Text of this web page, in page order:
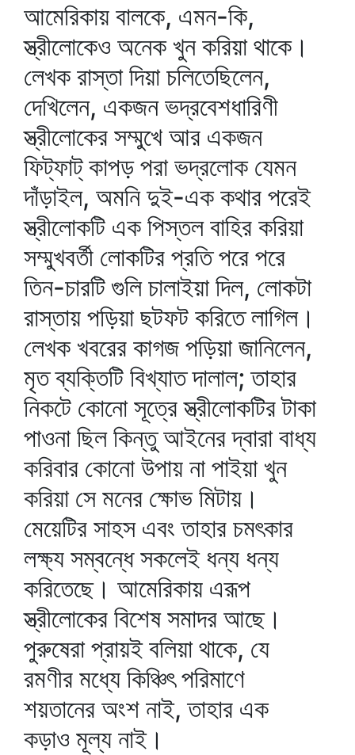
আমেরিকায় বালকে, এমন-কি,
স্ত্রীলোকেও অনেক খুন করিয়া থাকে।
লেখক রাস্তা দিয়া চলিতেছিলেন,
দেখিলেন, একজন ভদ্রবেশধারিণী
স্ত্রীলোকের সম্মুখে আর একজন
ফিট্‌ফাট্‌ কাপড় পরা ভদ্রলোক যেমন
দাঁড়াইল, অমনি দুই-এক কথার পরেই
স্ত্রীলোকটি এক পিস্তল বাহির করিয়া
সম্মুখবর্তী লোকটির প্রতি পরে পরে
তিন-চারটি গুলি চালাইয়া দিল, লোকটা
রাস্তায় পড়িয়া ছটফট করিতে লাগিল।
লেখক খবরের কাগজ পড়িয়া জানিলেন,
মৃত ব্যক্তিটি বিখ্যাত দালাল; তাহার
নিকটে কোনো সূত্রে স্ত্রীলোকটির টাকা
পাওনা ছিল কিন্তু আইনের দ্বারা বাধ্য
করিবার কোনো উপায় না পাইয়া খুন
করিয়া সে মনের ক্ষোভ মিটায়।
মেয়েটির সাহস এবং তাহার চমৎকার
লক্ষ্য সম্বন্ধে সকলেই ধন্য ধন্য
করিতেছে। আমেরিকায় এরূপ
স্ত্রীলোকের বিশেষ সমাদর আছে।
পুরুষেরা প্রায়ই বলিয়া থাকে, যে
রমণীর মধ্যে কিঞ্চিৎ পরিমাণে
শয়তানের অংশ নাই, তাহার এক
কড়াও মূল্য নাই।